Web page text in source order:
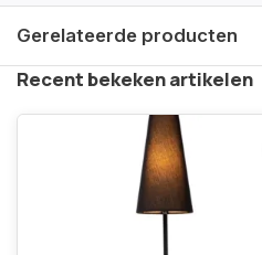
Gerelateerde producten
Recent bekeken artikelen